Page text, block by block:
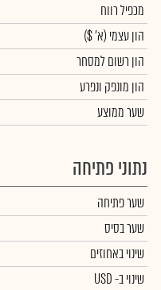
מכפיל רווח
הון עצמי (א' $)
הון רשום למסחר
הון מונפק ונפרע
שער ממוצע
נתוני פתיחה
שער פתיחה
שער בסיס
שינוי באחוזים
שינויב- USD